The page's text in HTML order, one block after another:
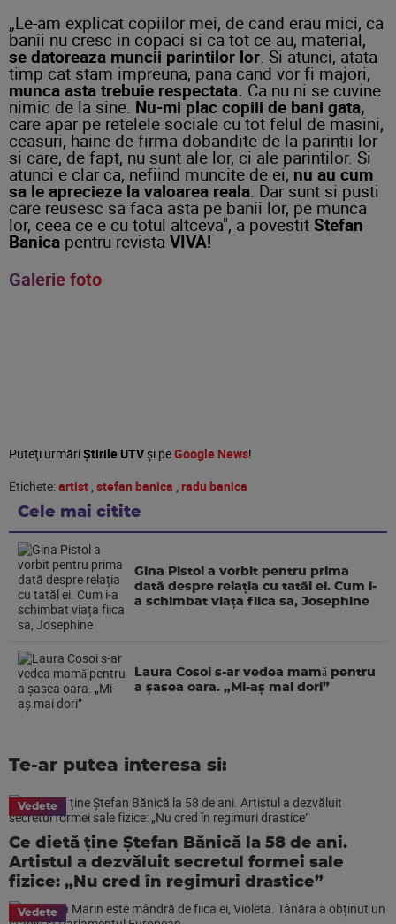
„Le-am explicat copiilor mei, de cand erau mici, ca
banii nu cresc in copaci si ca tot ce au, material,
se datoreaza muncii parintilor lor. Si atunci, atata
timp cat stam impreuna, pana cand vor fi majori,
munca asta trebuie respectata. Ca nu ni se cuvine
nimic de la sine. Nu-mi plac copiii de bani gata,
care apar pe retelele sociale cu tot felul de masini,
ceasuri, haine de firma dobandite de la parintii lor
si care, de fapt, nu sunt ale lor, ci ale parintilor. Si
atunci e clar ca, nefiind muncite de ei, nu au cum
sa le aprecieze la valoarea reala. Dar sunt si pusti
care reusesc sa faca asta pe banii lor, pe munca
lor, ceea ce e cu totul altceva", a povestit Stefan
Banica pentru revista VIVA!
Galerie foto
Puteţi urmăriȘtirile UTVşi peGoogle News!
Etichete:artist , stefan banica , radu banica
Cele mai citite
Gina Pistol a vorbit pentru prima
dată despre relația cu tatăl ei. Cum i-
a schimbat viața fiica sa, Josephine
Laura Cosoi s-ar vedea mamǎ pentru
a şasea oara. „Mi-aș mai dori”
Te-ar putea interesa si:
Vedete
Ce dietă ține Ștefan Bănică la 58 de ani.
Artistul a dezvăluit secretul formei sale
fizice: „Nu cred în regimuri drastice”
Vedete